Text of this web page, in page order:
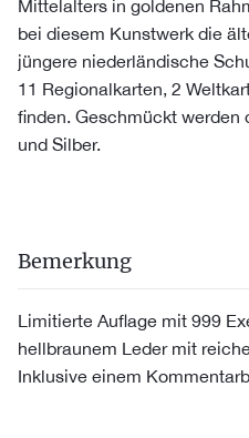
Mittelalters in goldenen
bei diesem Kunstwerk die
jüngere niederländische
11 Regionalkarten, 2
finden. Geschmückt werden
und Silber.
Bemerkung
Limitierte Auflage mit 999
hellbraunem Leder mit
Inklusive einem